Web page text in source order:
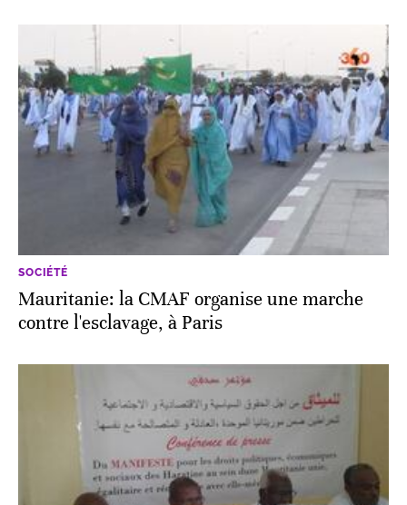
SOCIÉTÉ
Mauritanie: la CMAF organise une marche
contre l'esclavage, à Paris